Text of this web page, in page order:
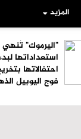
المزيد
"اليرموك" تُنهي
استعداداتها
احتفالاتها
فوج اليوبيل